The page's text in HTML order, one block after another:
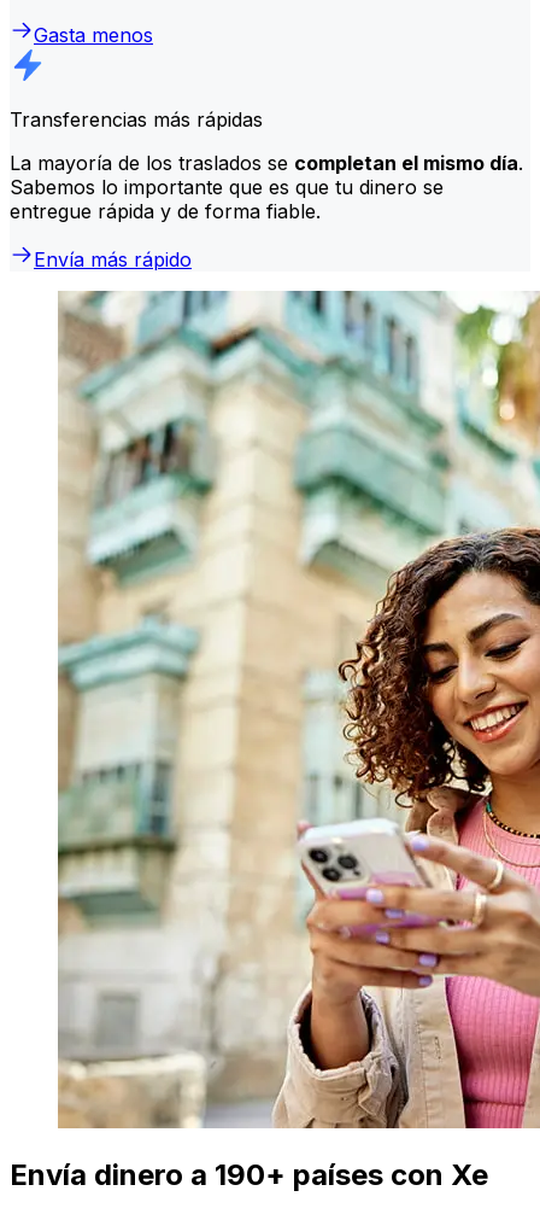
Gasta menos
Transferencias más rápidas
La mayoría de los traslados se completan el mismo día.
Sabemos lo importante que es que tu dinero se
entregue rápida y de forma fiable.
Envía más rápido
Envía dinero a 190+ países con Xe